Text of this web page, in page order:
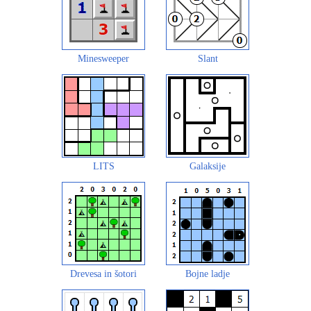
Minesweeper Slant
LITS Galaksije
Drevesa in šotori Bojne ladje